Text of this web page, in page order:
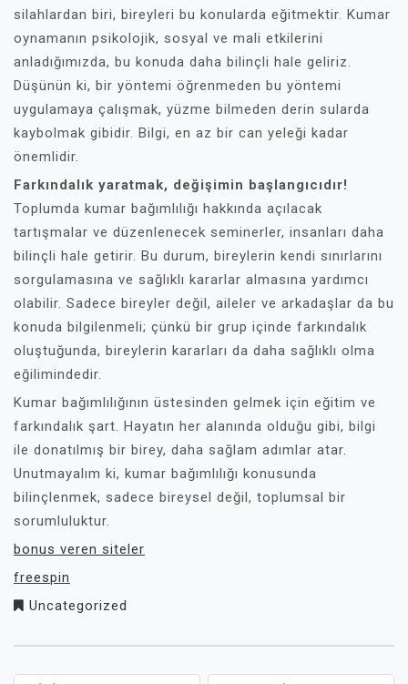
silahlardan biri, bireyleri bu konularda eğitmektir. Kumar
oynamanın psikolojik, sosyal ve mali etkilerini
anladığımızda, bu konuda daha bilinçli hale geliriz.
Düşünün ki, bir yöntemi öğrenmeden bu yöntemi
uygulamaya çalışmak, yüzme bilmeden derin sularda
kaybolmak gibidir. Bilgi, en az bir can yeleği kadar
önemlidir.
Farkındalık yaratmak, değişimin başlangıcıdır!
Toplumda kumar bağımlılığı hakkında açılacak
tartışmalar ve düzenlenecek seminerler, insanları daha
bilinçli hale getirir. Bu durum, bireylerin kendi sınırlarını
sorgulamasına ve sağlıklı kararlar almasına yardımcı
olabilir. Sadece bireyler değil, aileler ve arkadaşlar da bu
konuda bilgilenmeli; çünkü bir grup içinde farkındalık
oluştuğunda, bireylerin kararları da daha sağlıklı olma
eğilimindedir.
Kumar bağımlılığının üstesinden gelmek için eğitim ve
farkındalık şart. Hayatın her alanında olduğu gibi, bilgi
ile donatılmış bir birey, daha sağlam adımlar atar.
Unutmayalım ki, kumar bağımlılığı konusunda
bilinçlenmek, sadece bireysel değil, toplumsal bir
sorumluluktur.
bonus veren siteler
freespin
Uncategorized